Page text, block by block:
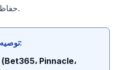
حفاظت کمتری دارند، مناسب باشند.
توصیه نهایی برای انتخاب پروکسی: